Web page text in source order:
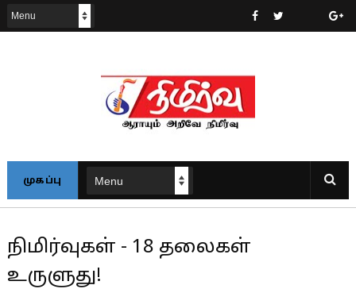
முகப்பு
நிமிர்வுகள் - 18 தலைகள்
உருளுது!